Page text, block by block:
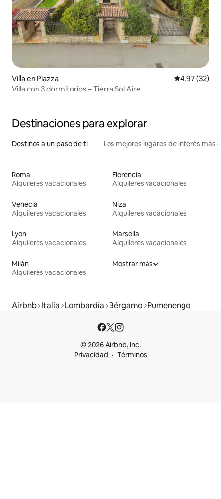
Villa en Piazza Calificación
4.97 (32)
Villa con 3 dormitorios – Tierra Sol Aire
Destinaciones para explorar
Destinos a un paso de ti Los mejores lugares de interés más
Roma
Alquileres vacacionales
Florencia
Alquileres vacacionales
Venecia
Alquileres vacacionales
Niza
Alquileres vacacionales
Lyon
Alquileres vacacionales
Marsella
Alquileres vacacionales
Milán
Alquileres vacacionales
Mostrar más
Airbnb Italia Lombardía Bérgamo Pumenengo
© 2026 Airbnb, Inc.
Privacidad
Términos